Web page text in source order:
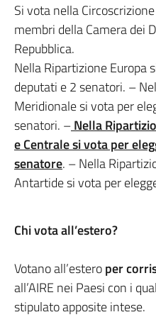
Si vota nella
membri della Camera dei
Repubblica.
Nella Ripartizione Europa
deputati e 2 senatori. –
Meridionale si vota per
senatori. –Nella
e Centrale si vota per
senatore. – Nella
Antartide si vota per
Chi vota all’estero?
Votano all’esteroper
all’AIRE nei Paesi con i
stipulato apposite intese.